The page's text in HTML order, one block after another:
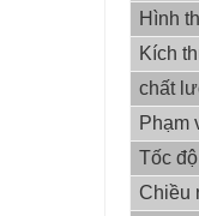
Hình
Kích
chất
Phạm
Tốc
Chiều